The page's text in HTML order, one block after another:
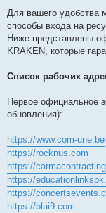
s
Для вашего удобства
способы входа на
Ниже представлены
KRAKEN, которые
Список рабочих
Первое официальное
обновления):
https://www.com-une.be
https://rocknus.com
https://
https://
https://
https://blai9.com